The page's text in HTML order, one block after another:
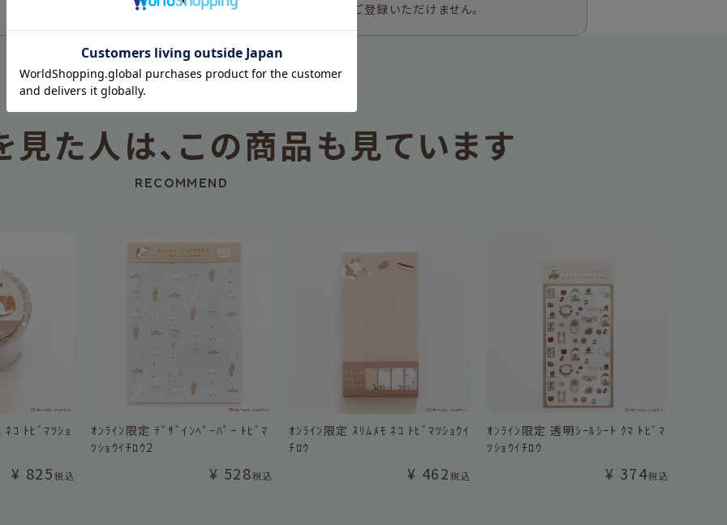
「入荷お知らせメール」はご登録いただけません。
た人は、 この商品も見ています
RECOMMEND
ﾈｺ ﾄﾋﾞﾏﾂｼｮ
¥ 825税込
ｵﾝﾗｲﾝ限定 ﾃﾞｻﾞｲﾝﾍﾟｰﾊﾟｰ ﾄﾋﾞﾏ
ﾂｼｮｳｲﾁﾛｳ2
¥ 528税込
ｵﾝﾗｲﾝ限定 ｽﾘﾑﾒﾓ ﾈｺ ﾄﾋﾞﾏﾂｼｮｳｲ
ﾁﾛｳ
¥ 462税込
ｵﾝﾗｲﾝ限定 透明ｼｰﾙｼｰﾄ ｸﾏ ﾄﾋﾞﾏ
ﾂｼｮｳｲﾁﾛｳ
¥ 374税込